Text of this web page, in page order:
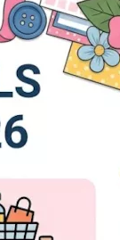
avis !
nos
non
Vous
à droite